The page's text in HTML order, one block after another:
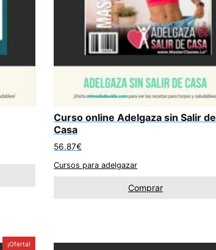
Curso online Adelgaza sin Salir de
Casa
56.87€
Cursos para adelgazar
Comprar
¡Oferta!